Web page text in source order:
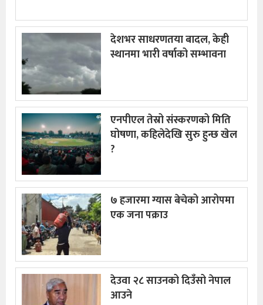
देशभर साधरणतया बादल, केही
स्थानमा भारी वर्षाको सम्भावना
एनपीएल तेस्रो संस्करणको मिति
घोषणा, कहिलेदेखि सुरु हुन्छ खेल
?
७ हजारमा ग्यास बेचेको आरोपमा
एक जना पक्राउ
देउवा २८ साउनको दिउँसो नेपाल
आउने